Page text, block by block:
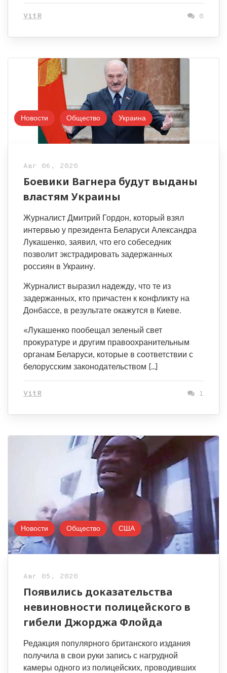
VitR 0
Новости Общество Украина
Авг 06, 2020
Боевики Вагнера будут выданы
властям Украины
Журналист Дмитрий Гордон, который взял
интервью у президента Беларуси Александра
Лукашенко, заявил, что его собеседник
позволит экстрадировать задержанных
россиян в Украину.
Журналист выразил надежду, что те из
задержанных, кто причастен к конфликту на
Донбассе, в результате окажутся в Киеве.
«Лукашенко пообещал зеленый свет
прокуратуре и другим правоохранительным
органам Беларуси, которые в соответствии с
белорусским законодательством […]
VitR 1
Новости Общество США
Авг 05, 2020
Появились доказательства
невиновности полицейского в
гибели Джорджа Флойда
Редакция популярного британского издания
получила в свои руки запись с нагрудной
камеры одного из полицейских, проводивших